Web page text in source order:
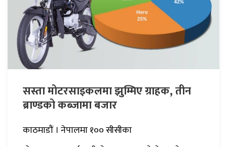
सस्ता मोटरसाइकलमा झुम्मिए ग्राहक, तीन
ब्राण्डको कब्जामा बजार
काठमाडौं । नेपालमा १०० सीसीका